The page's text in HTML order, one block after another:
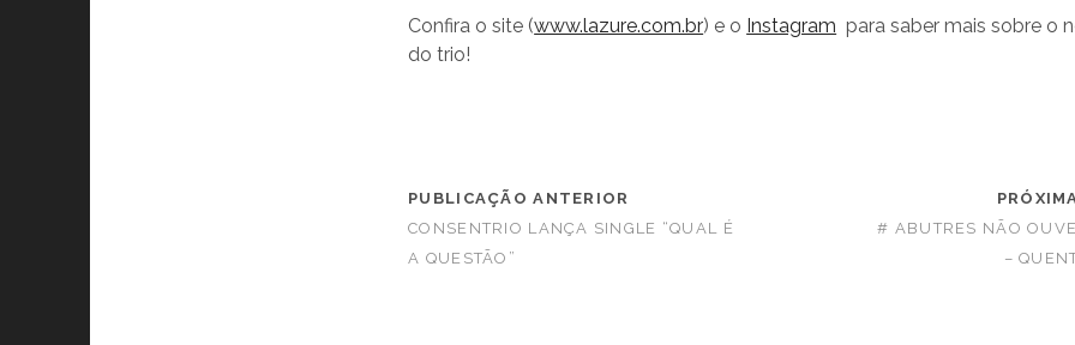
Confira o site (www.lazure.com.br) e o Instagram para saber mais sobre o
do trio!
PUBLICAÇÃO ANTERIOR
CONSENTRIO LANÇA SINGLE “QUAL É
A QUESTÃO”
# ABUTRES NÃO
–